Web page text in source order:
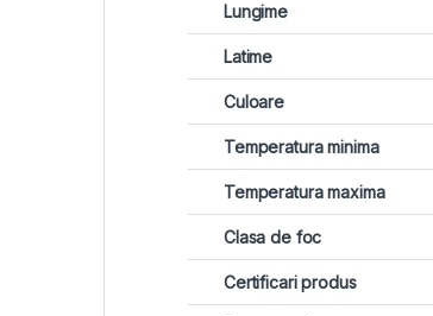
Lungime
Latime
Culoare
Temperatura minima
Temperatura maxima
Clasa de foc
Certificari produs